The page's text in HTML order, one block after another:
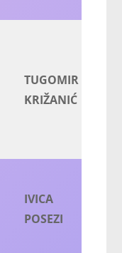
TUGOMIR
KRIŽANIĆ
IVICA
POSEZI